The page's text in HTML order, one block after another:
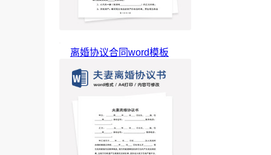
离婚协议合同word模板